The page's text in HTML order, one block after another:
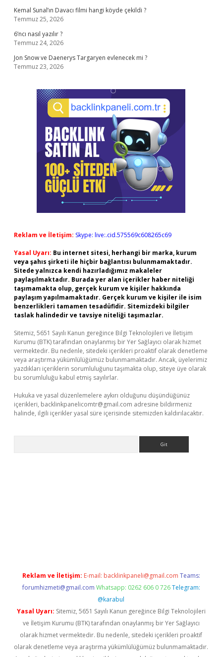
Kemal Sunal’ın Davacı filmi hangi köyde çekildi ?
Temmuz 25, 2026
6’ncı nasıl yazılır ?
Temmuz 24, 2026
Jon Snow ve Daenerys Targaryen evlenecek mi ?
Temmuz 23, 2026
Reklam ve İletişim: Skype: live:.cid.575569c608265c69
Yasal Uyarı: Bu internet sitesi, herhangi bir marka, kurum
veya şahıs şirketi ile hiçbir bağlantısı bulunmamaktadır.
Sitede yalnızca kendi hazırladığımız makaleler
paylaşılmaktadır. Burada yer alan içerikler haber niteliği
taşımamakta olup, gerçek kurum ve kişiler hakkında
paylaşım yapılmamaktadır. Gerçek kurum ve kişiler ile isim
benzerlikleri tamamen tesadüfidir. Sitemizdeki bilgiler
taslak halindedir ve tavsiye niteliği taşımazlar.
Sitemiz, 5651 Sayılı Kanun gereğince Bilgi Teknolojileri ve İletişim
Kurumu (BTK) tarafından onaylanmış bir Yer Sağlayıcı olarak hizmet
vermektedir. Bu nedenle, sitedeki içerikleri proaktif olarak denetleme
veya araştırma yükümlülüğümüz bulunmamaktadır. Ancak, üyelerimiz
yazdıkları içeriklerin sorumluluğunu taşımakta olup, siteye üye olarak
bu sorumluluğu kabul etmiş sayılırlar.
Hukuka ve yasal düzenlemelere aykırı olduğunu düşündüğünüz
içerikleri, backlinkpanelicomtr@gmail.com adresine bildirmeniz
halinde, ilgili içerikler yasal süre içerisinde sitemizden kaldırılacaktır.
Reklam ve İletişim: E-mail: backlinkpaneli@gmail.com Teams:
forumhizmeti@gmail.com Whatsapp: 0262 606 0 726 Telegram:
@karabul
Yasal Uyarı: Sitemiz, 5651 Sayılı Kanun gereğince Bilgi Teknolojileri
ve İletişim Kurumu (BTK) tarafından onaylanmış bir Yer Sağlayıcı
olarak hizmet vermektedir. Bu nedenle, sitedeki içerikleri proaktif
olarak denetleme veya araştırma yükümlülüğümüz bulunmamaktadır.